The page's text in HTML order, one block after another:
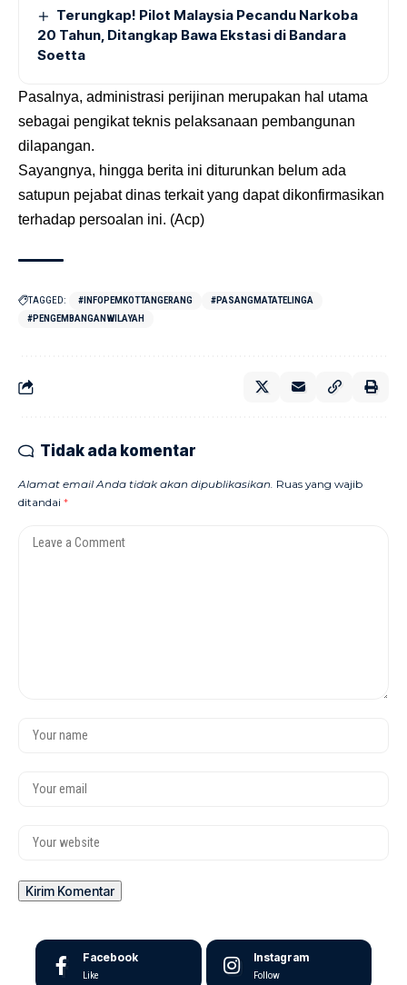
Terungkap! Pilot Malaysia Pecandu Narkoba
20 Tahun, Ditangkap Bawa Ekstasi di Bandara
Soetta
Pasalnya, administrasi perijinan merupakan hal utama
sebagai pengikat teknis pelaksanaan pembangunan
dilapangan.
Sayangnya, hingga berita ini diturunkan belum ada
satupun pejabat dinas terkait yang dapat dikonfirmasikan
terhadap persoalan ini. (Acp)
TAGGED: #INFOPEMKOTTANGERANG
#PASANGMATATELINGA
#PENGEMBANGANWILAYAH
Tidak ada komentar
Alamat email Anda tidak akan dipublikasikan. Ruas yang wajib
ditandai *
Facebook
Like
Instagram
Follow